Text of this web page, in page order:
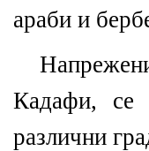
араби и
Кадафи, се
различни